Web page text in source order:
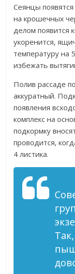
Сеянцы
на крошечных
делом появится
укоренится,
температуру на
избежать
Полив рассаде
аккуратный.
появления
комплекс на
подкормку
проводится,
4 листика.